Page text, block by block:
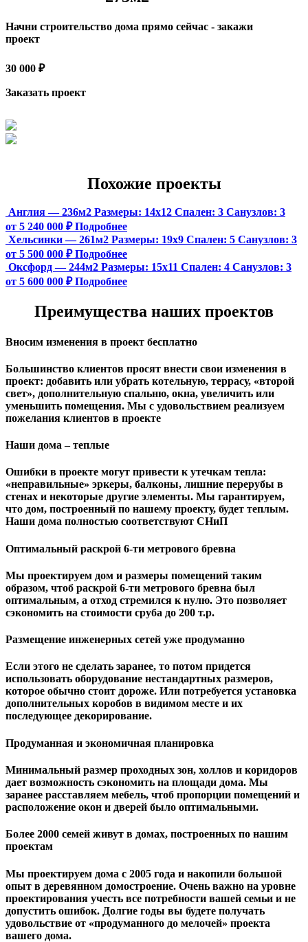
Начни строительство дома прямо сейчас - закажи
проект
30 000 ₽
Заказать проект
Похожие проекты
Англия — 236м2 Размеры: 14х12 Спален: 3 Санузлов: 3
от 5 240 000 ₽ Подробнее
Хельсинки — 261м2 Размеры: 19х9 Спален: 5 Санузлов: 3
от 5 500 000 ₽ Подробнее
Оксфорд — 244м2 Размеры: 15х11 Спален: 4 Санузлов: 3
от 5 600 000 ₽ Подробнее
Преимущества наших проектов
Вносим изменения в проект бесплатно
Большинство клиентов просят внести свои изменения в
проект: добавить или убрать котельную, террасу, «второй
свет», дополнительную спальню, окна, увеличить или
уменьшить помещения. Мы с удовольствием реализуем
пожелания клиентов в проекте
Наши дома – теплые
Ошибки в проекте могут привести к утечкам тепла:
«неправильные» эркеры, балконы, лишние перерубы в
стенах и некоторые другие элементы. Мы гарантируем,
чтo дом, построенный по нашему проекту, будет теплым.
Наши дома полностью соответствуют СНиП
Оптимальный раскрой 6-ти метрового бревна
Мы проектируем дом и размеры помещений таким
образом, чтоб раскрой 6-ти метрового бревна был
оптимальным, а отход стремился к нулю. Это позволяет
сэкономить на стоимости сруба до 200 т.р.
Размещение инженерных сетей уже продуманно
Если этого не сделать заранее, то потом придется
использовать оборудование нестандартных размеров,
которое обычно стоит дороже. Или потребуется установка
дополнительных коробов в видимом месте и их
последующее декорирование.
Продуманная и экономичная планировка
Минимальный размер проходных зон, холлов и коридоров
дает возможность сэкономить на площади дома. Мы
заранее расставляем мебель, чтоб пропорции помещений и
расположение окон и дверей было оптимальными.
Более 2000 семей живут в домах, построенных по нашим
проектам
Мы проектируем дома с 2005 года и накопили большой
опыт в деревянном домостроение. Очень важно на уровне
проектирования учесть все потребности вашей семьи и не
допустить ошибок. Долгие годы вы будете получать
удовольствие от «продуманного до мелочей» проекта
вашего дома.